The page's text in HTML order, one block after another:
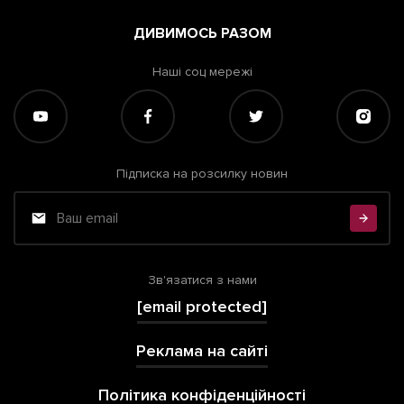
ДИВИМОСЬ РАЗОМ
Наші соц мережі
Підписка на розсилку новин
Зв'язатися з нами
[email protected]
Реклама на сайті
Політика конфіденційності